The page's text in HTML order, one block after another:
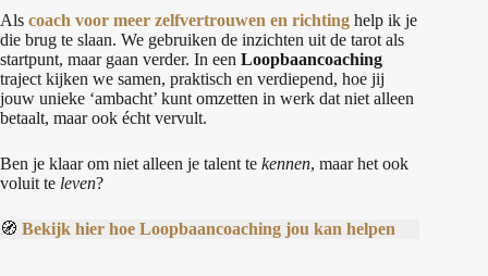
Als coach voor meer zelfvertrouwen en richting help ik je
die brug te slaan. We gebruiken de inzichten uit de tarot als
startpunt, maar gaan verder. In een Loopbaancoaching
traject kijken we samen, praktisch en verdiepend, hoe jij
jouw unieke ‘ambacht’ kunt omzetten in werk dat niet alleen
betaalt, maar ook écht vervult.
Ben je klaar om niet alleen je talent te kennen, maar het ook
voluit te leven?
🧭 Bekijk hier hoe Loopbaancoaching jou kan helpen